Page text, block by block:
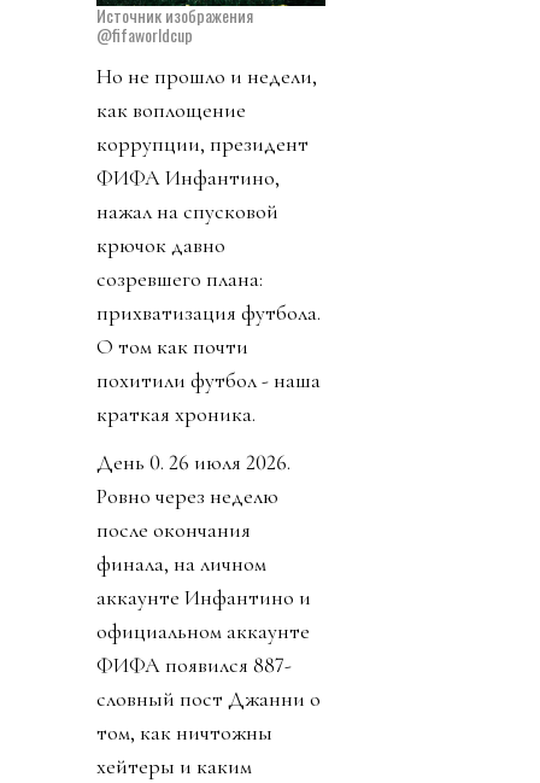
Источник изображения
@fifaworldcup
Но не прошло и недели,
как воплощение
коррупции, президент
ФИФА Инфантино,
нажал на спусковой
крючок давно
созревшего плана:
прихватизация футбола.
О том как почти
похитили футбол - наша
краткая хроника.
День 0. 26 июля 2026.
Ровно через неделю
после окончания
финала, на личном
аккаунте Инфантино и
официальном аккаунте
ФИФА появился 887-
словный пост Джанни о
том, как ничтожны
хейтеры и каким